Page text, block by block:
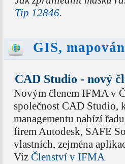
Tip 12846.
GIS,
CAD Studio - nový
Novým členem IFMA v
společnost CAD Studio,
managementu nabízí
firem Autodesk, SAFE
vlastních, zejména
Viz Členství v IFMA